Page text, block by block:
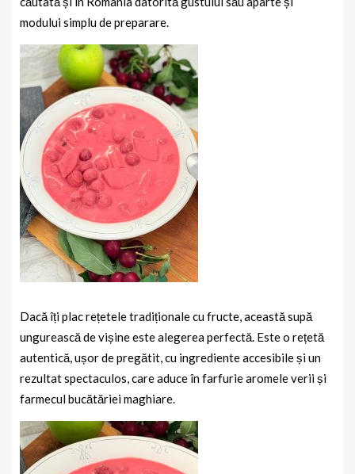
modului simplu de preparare.
Dacă îți plac rețetele tradiționale cu fructe, această supă
ungurească de vișine este alegerea perfectă. Este o rețetă
autentică, ușor de pregătit, cu ingrediente accesibile și un
rezultat spectaculos, care aduce în farfurie aromele verii și
farmecul bucătăriei maghiare.